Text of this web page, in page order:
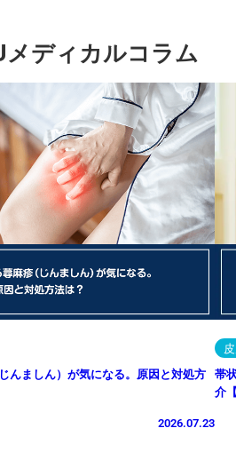
ディカルコラム
んましん）が気になる。原因と対処方
2026.07.23
帯
介